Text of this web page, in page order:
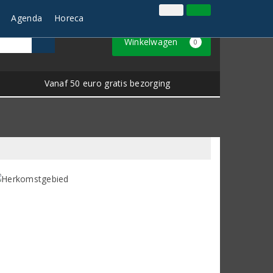
Klantenservice
Winkelwagen 0
Vanaf 50 euro gratis bezorging
Agenda Horeca